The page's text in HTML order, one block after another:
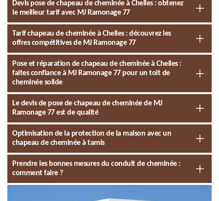
Devis pose de chapeau de cheminée à Chelles : obtenez
le meilleur tarif avec MJ Ramonage 77
Tarif chapeau de cheminée à Chelles : découvrez les
offres compétitives de MJ Ramonage 77
Pose et réparation de chapeau de cheminée à Chelles :
faites confiance à MJ Ramonage 77 pour un toit de
cheminée solide
Le devis de pose de chapeau de cheminée de MJ
Ramonage 77 est de qualité
Optimisation de la protection de la maison avec un
chapeau de cheminée à tamis
Prendre les bonnes mesures du conduit de cheminée :
comment faire ?